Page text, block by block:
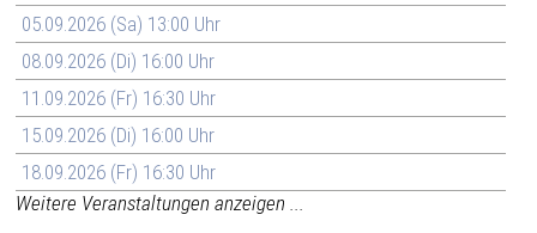
05.09.2026 (Sa) 13:00 Uhr
08.09.2026 (Di) 16:00 Uhr
11.09.2026 (Fr) 16:30 Uhr
15.09.2026 (Di) 16:00 Uhr
18.09.2026 (Fr) 16:30 Uhr
Weitere Veranstaltungen anzeigen ...